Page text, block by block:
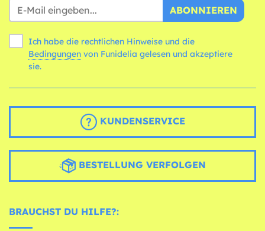
ABONNIEREN
Ich habe die rechtlichen Hinweise und die
Bedingungen
sie.
KUNDENSERVICE
BESTELLUNG VERFOLGEN
BRAUCHST DU HILFE?: